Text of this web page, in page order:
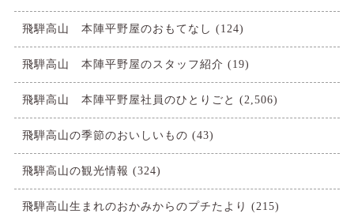
飛騨高山 本陣平野屋のおもてなし (124)
飛騨高山 本陣平野屋のスタッフ紹介 (19)
飛騨高山 本陣平野屋社員のひとりごと (2,506)
飛騨高山の季節のおいしいもの (43)
飛騨高山の観光情報 (324)
飛騨高山生まれのおかみからのプチたより (215)